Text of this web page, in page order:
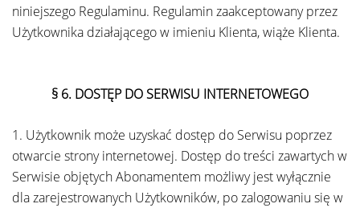
niniejszego Regulaminu. Regulamin zaakceptowany przez
Użytkownika działającego w imieniu Klienta, wiąże Klienta.
§ 6. DOSTĘP DO SERWISU INTERNETOWEGO
1. Użytkownik może uzyskać dostęp do Serwisu poprzez
otwarcie strony internetowej. Dostęp do treści zawartych w
Serwisie objętych Abonamentem możliwy jest wyłącznie
dla zarejestrowanych Użytkowników, po zalogowaniu się w